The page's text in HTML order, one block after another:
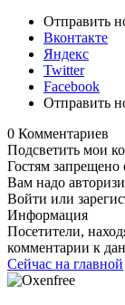
Отправить
Вконтакте
Яндекс
Twitter
Facebook
Отправить
0 Комментариев
Подсветить мои
Гостям запрещено
Вам надо
Войти или
Информация
Посетители,
комментарии к
Сейчас на главной